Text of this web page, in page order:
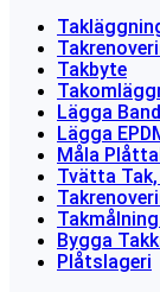
Takbyte
Lägga
Lägga
Måla
Tvätta
Bygga
Plåtslageri